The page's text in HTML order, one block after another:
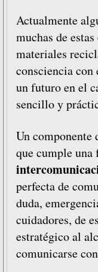
Actualmente
muchas de estas
materiales
consciencia con
un futuro en el
sencillo y
Un componente
que cumple
perfecta de
duda,
cuidadores, de
estratégico al
comunicarse